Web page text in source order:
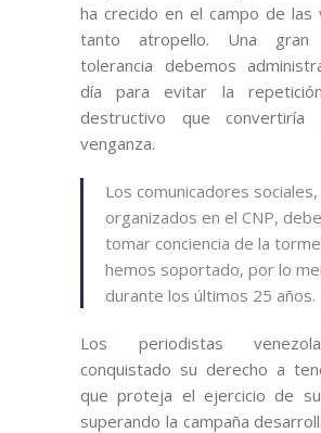
ha crecido en el campo de las
tanto atropello. Una
tolerancia debemos
día para evitar la
destructivo que convertiría
venganza.
Los comunicadores sociales,
organizados en el CNP,
tomar conciencia de la
hemos soportado, por lo
durante los últimos 25 años.
Los periodistas
conquistado su derecho a
que proteja el ejercicio de
superando la campaña